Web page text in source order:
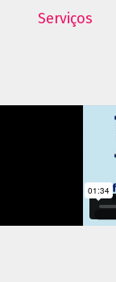
Serviços